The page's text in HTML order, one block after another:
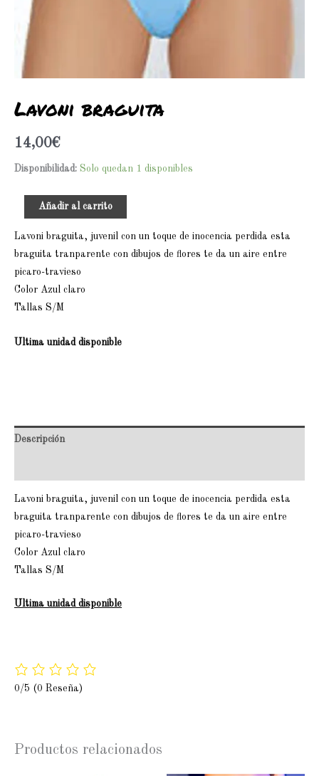
Lavoni braguita
14,00€
Disponibilidad: Solo quedan 1 disponibles
Añadir al carrito
Lavoni braguita, juvenil con un toque de inocencia perdida esta
braguita tranparente con dibujos de flores te da un aire entre
picaro-travieso
Color Azul claro
Tallas S/M
Ultima unidad disponible
Descripción
Lavoni braguita, juvenil con un toque de inocencia perdida esta
braguita tranparente con dibujos de flores te da un aire entre
picaro-travieso
Color Azul claro
Tallas S/M
Ultima unidad disponible
0/5 (0 Reseña)
Productos relacionados